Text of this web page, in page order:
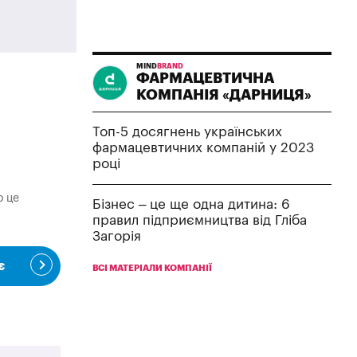
це
MIND BRAND
ФАРМАЦЕВТИЧНА
КОМПАНІЯ «ДАРНИЦЯ»
Топ-5 досягнень українських
фармацевтичних компаній у 2023
році
Бізнес – це ще одна дитина: 6
правил підприємництва від Гліба
Загорія
ВСІ МАТЕРІАЛИ КОМПАНІЇ